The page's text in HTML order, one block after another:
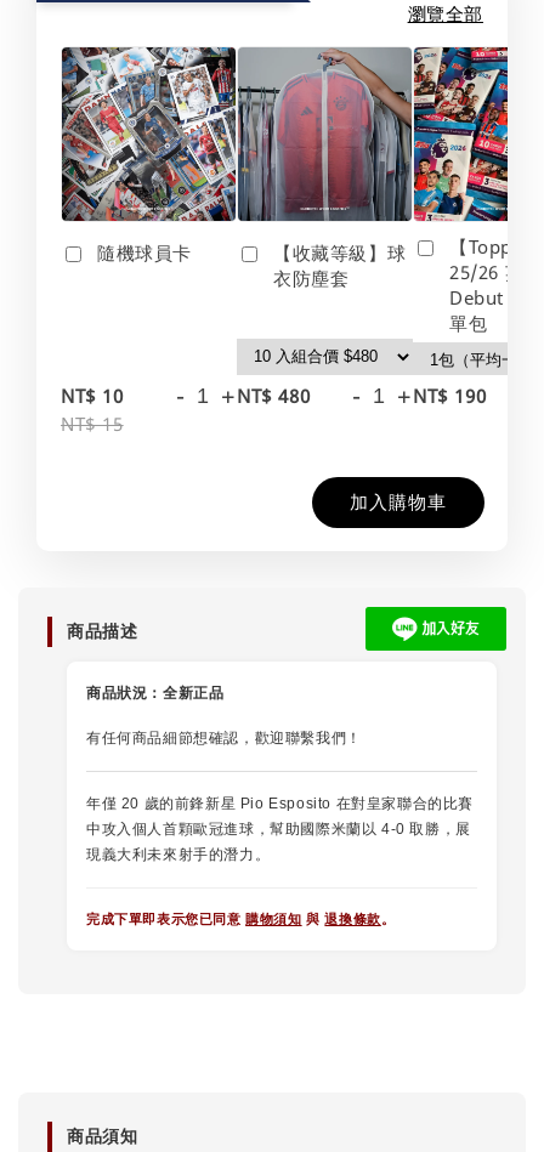
瀏覽全部
隨機球員卡
NT$ 10
NT$ 15
- +
【收藏等級】球
衣防塵套
NT$ 480 - +
【Topps】
25/26 英
Debut
單包
NT$ 190
加入購物車
商品描述
商品狀況： 全新正品
有任何商品細節想確認，歡迎聯繫我們！
年僅 20 歲的前鋒新星 Pio Esposito 在對皇家聯合的比賽
中攻入個人首顆歐冠進球，幫助國際米蘭以 4-0 取勝，展
現義大利未來射手的潛力。
完成下單即表示您已同意 購物須知 與退換條款。
商品須知